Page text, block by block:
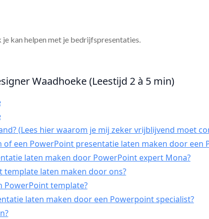
kan helpen met je bedrijfspresentaties.
Waadhoeke (Leestijd 2 à 5 min)
(Lees hier waarom je mij zeker vrijblijvend moet
of een PowerPoint presentatie laten maken door een
laten maken door PowerPoint expert Mona?
template laten maken door ons?
PowerPoint template?
laten maken door een Powerpoint specialist?